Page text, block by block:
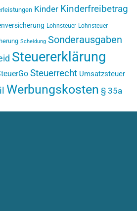
Kinder Kinderfreibetrag
Lohnsteuer Lohnsteuer
Scheidung Sonderausgaben
Steuererklärung
Steuerrecht Umsatzsteuer
Werbungskosten § 35a